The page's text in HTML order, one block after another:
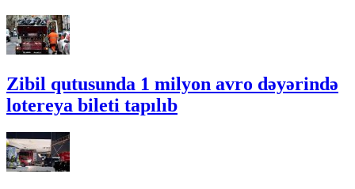
Zibil qutusunda 1 milyon avro dəyərində
lotereya bileti tapılıb